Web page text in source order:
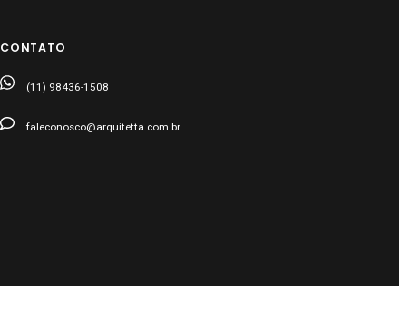
CONTATO
(11) 98436-1508
faleconosco@arquitetta.com.br